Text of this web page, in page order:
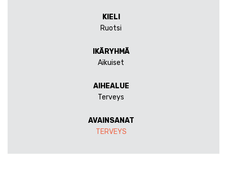
KIELI
Ruotsi
IKÄRYHMÄ
Aikuiset
AIHEALUE
Terveys
AVAINSANAT
TERVEYS